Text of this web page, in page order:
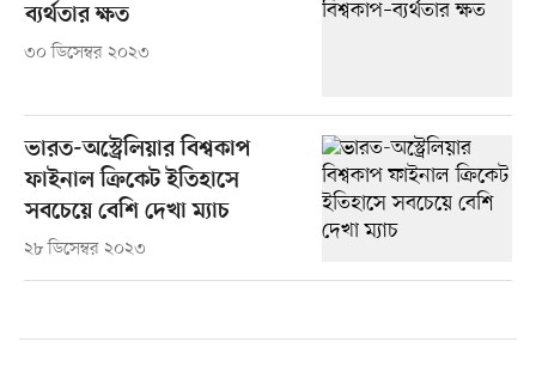
ব্যর্থতার ক্ষত
৩০ ডিসেম্বর ২০২৩
ভারত-অস্ট্রেলিয়ার বিশ্বকাপ
ফাইনাল ক্রিকেট ইতিহাসে
সবচেয়ে বেশি দেখা ম্যাচ
২৮ ডিসেম্বর ২০২৩